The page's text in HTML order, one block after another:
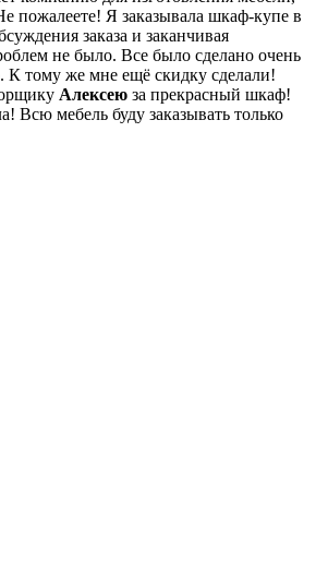
пожалеете! Я заказывала шкаф-купе в
заказа и заканчивая
не было. Все было сделано очень
К тому же мне ещё скидку сделали!
Алексею за прекрасный шкаф!
Всю мебель буду заказывать только